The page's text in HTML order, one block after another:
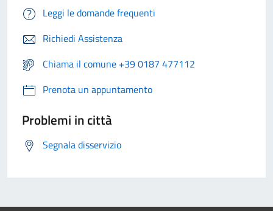
Leggi le domande frequenti
Richiedi Assistenza
Chiama il comune +39 0187 477112
Prenota un appuntamento
Problemi in città
Segnala disservizio